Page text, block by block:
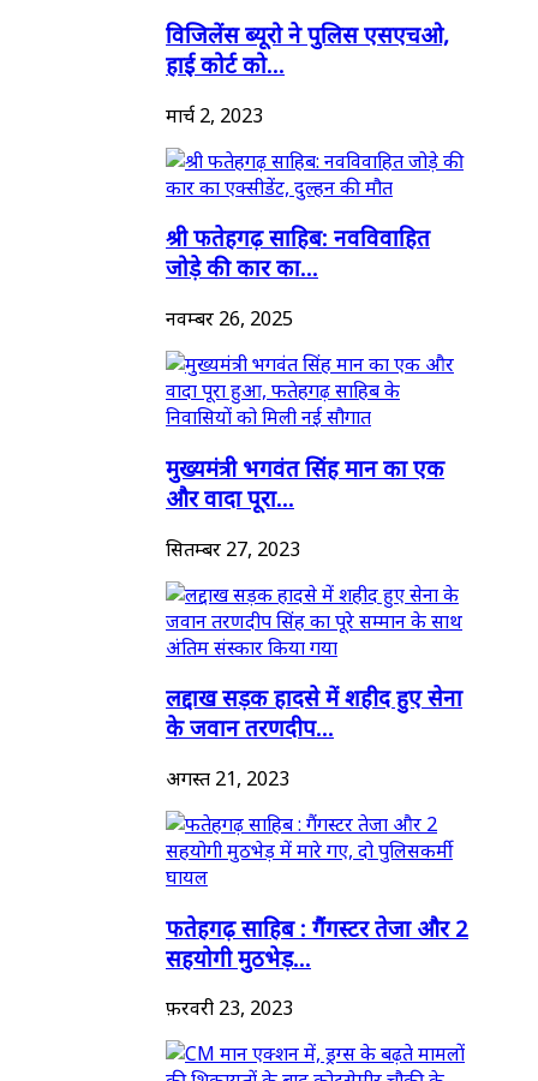
विजिलेंस ब्यूरो ने पुलिस एसएचओ,
हाई कोर्ट को...
मार्च 2, 2023
श्री फतेहगढ़ साहिब: नवविवाहित
जोड़े की कार का...
नवम्बर 26, 2025
मुख्यमंत्री भगवंत सिंह मान का एक
और वादा पूरा...
सितम्बर 27, 2023
लद्दाख सड़क हादसे में शहीद हुए सेना
के जवान तरणदीप...
अगस्त 21, 2023
फतेहगढ़ साहिब : गैंगस्टर तेजा और 2
सहयोगी मुठभेड़...
फ़रवरी 23, 2023